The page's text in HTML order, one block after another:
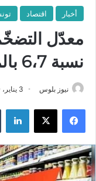
أخبار اقتصاد
معدّل
نسبة 6،7 بالمائة..
نيوز بلوس 3 يناير، 2020
فيسبوك X